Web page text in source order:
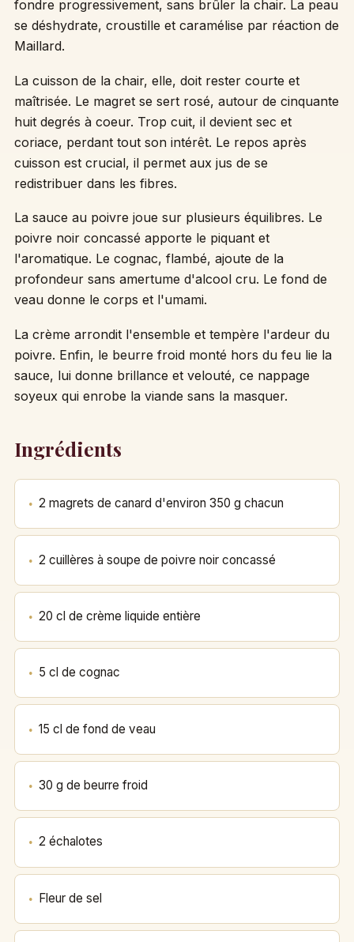
fondre progressivement, sans brûler la chair. La peau
se déshydrate, croustille et caramélise par réaction de
Maillard.
La cuisson de la chair, elle, doit rester courte et
maîtrisée. Le magret se sert rosé, autour de cinquante
huit degrés à coeur. Trop cuit, il devient sec et
coriace, perdant tout son intérêt. Le repos après
cuisson est crucial, il permet aux jus de se
redistribuer dans les fibres.
La sauce au poivre joue sur plusieurs équilibres. Le
poivre noir concassé apporte le piquant et
l'aromatique. Le cognac, flambé, ajoute de la
profondeur sans amertume d'alcool cru. Le fond de
veau donne le corps et l'umami.
La crème arrondit l'ensemble et tempère l'ardeur du
poivre. Enfin, le beurre froid monté hors du feu lie la
sauce, lui donne brillance et velouté, ce nappage
soyeux qui enrobe la viande sans la masquer.
Ingrédients
2 magrets de canard d'environ 350 g chacun
2 cuillères à soupe de poivre noir concassé
20 cl de crème liquide entière
5 cl de cognac
15 cl de fond de veau
30 g de beurre froid
2 échalotes
Fleur de sel